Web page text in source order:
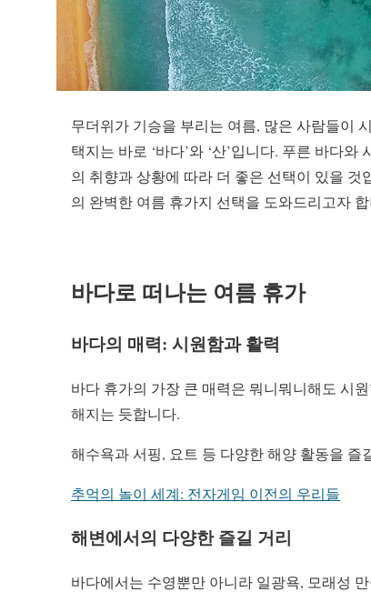
무더위가 기승을 부리는 여름, 많은 사람들이
택지는 바로 ‘바다’와 ‘산’입니다. 푸른 바다
의 취향과 상황에 따라 더 좋은 선택이 있을
의 완벽한 여름 휴가지 선택을 도와드리고자
바다로 떠나는 여름 휴가
바다의 매력: 시원함과 활력
바다 휴가의 가장 큰 매력은 뭐니뭐니해도 시
해지는 듯합니다.
해수욕과 서핑, 요트 등 다양한 해양 활동을
추억의 놀이 세계: 전자게임 이전의 우리들
해변에서의 다양한 즐길 거리
바다에서는 수영뿐만 아니라 일광욕, 모래성